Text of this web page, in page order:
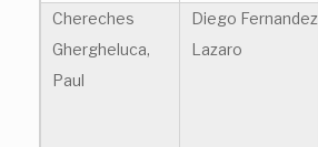
Chereches
Ghergheluca,
Paul
Diego Fernandez
Lazaro